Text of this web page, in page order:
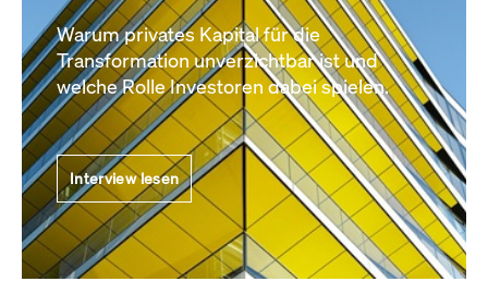
Warum privates Kapital für die
Transformation unverzichtbar ist und
welche Rolle Investoren dabei spielen.
Interview lesen